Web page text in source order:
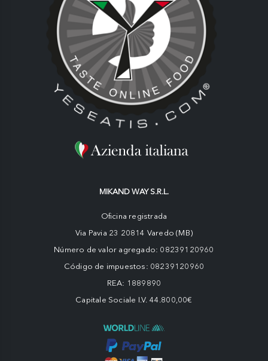
MIKAND WAY S.R.L.
Oficina registrada
Via Pavia 23 20814 Varedo (MB)
Número de valor agregado: 08239120960
Código de impuestos: 08239120960
REA: 1889890
Capitale Sociale I.V. 44.800,00€